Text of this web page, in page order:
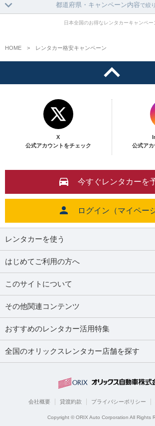
都道府県・キャンペーン内容で絞
日本全国のお得なレンタカーキャンペ
HOME レンタカー格安キャンペーン
X
公式アカウントをチェック
公式ア
今すぐレンタカーを
ログイン（マイペー
レンタカーを使う
はじめてご利用の方へ
このサイトについて
その他関連コンテンツ
おすすめのレンタカー活用特集
全国のオリックスレンタカー店舗を探す
会社概要 貸渡約款 プライバシーポリシー
Copyright © ORIX Auto Corporation All Rights